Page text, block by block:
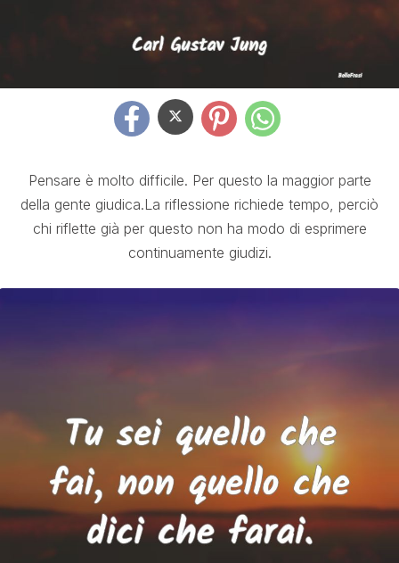
Pensare è molto difficile. Per questo la maggior parte
della gente giudica.La riflessione richiede tempo, perciò
chi riflette già per questo non ha modo di esprimere
continuamente giudizi.